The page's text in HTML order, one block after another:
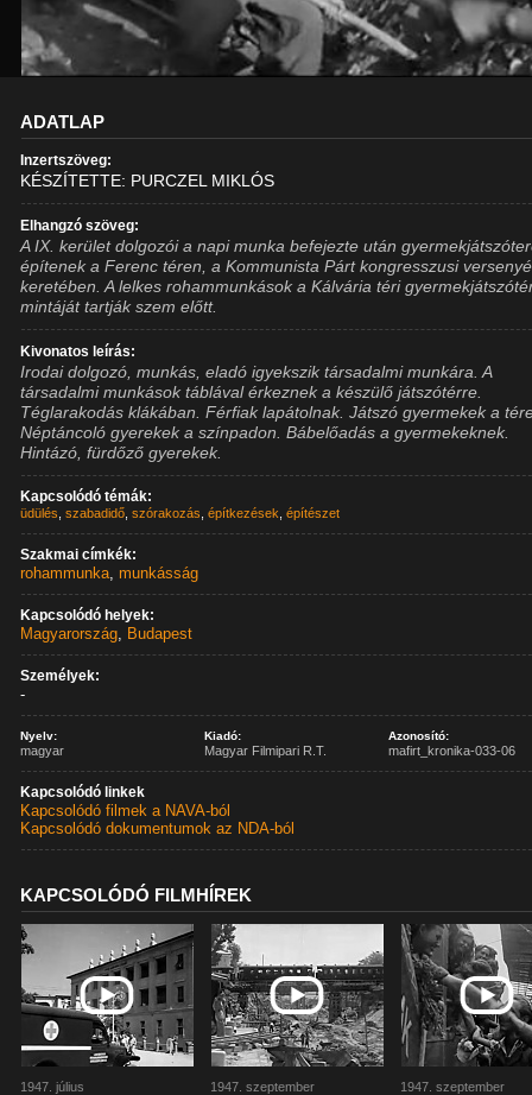
ADATLAP
Inzertszöveg:
KÉSZÍTETTE: PURCZEL MIKLÓS
Elhangzó szöveg:
A IX. kerület dolgozói a napi munka befejezte után
építenek a Ferenc téren, a Kommunista Párt kongresszusi
keretében. A lelkes rohammunkások a Kálvária téri
mintáját tartják szem előtt.
Kivonatos leírás:
Irodai dolgozó, munkás, eladó igyekszik társadalmi munkára. A
társadalmi munkások táblával érkeznek a készülő játszótérre.
Téglarakodás klákában. Férfiak lapátolnak. Játszó gyermekek a
Néptáncoló gyerekek a színpadon. Bábelőadás a gyermekeknek.
Hintázó, fürdőző gyerekek.
Kapcsolódó témák:
üdülés ,szabadidő ,szórakozás ,építkezések ,építészet
Szakmai címkék:
rohammunka,munkásság
Kapcsolódó helyek:
Magyarország, Budapest
Személyek:
-
Nyelv:
magyar
Kiadó:
Magyar Filmipari R.T.
Azonosító:
mafirt_kronika-033-06
Kapcsolódó linkek
Kapcsolódó filmek a NAVA-ból
Kapcsolódó dokumentumok az NDA-ból
KAPCSOLÓDÓ FILMHÍREK
1947. július
1947. szeptember
1947. szeptember